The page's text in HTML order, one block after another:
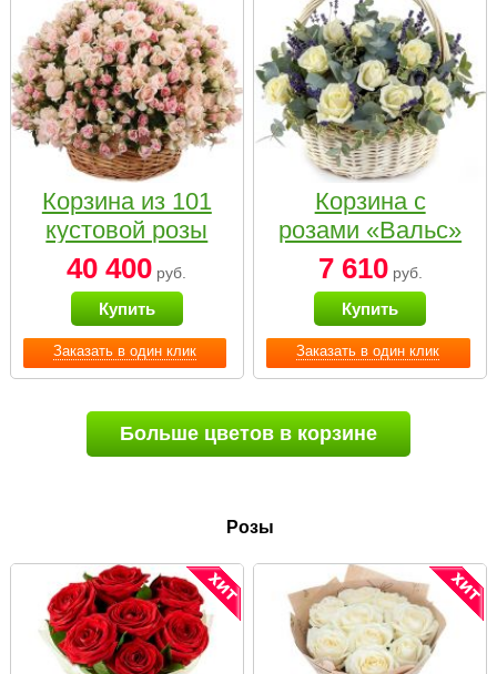
Заказать в один клик
Корзина из 101
кустовой розы
нежных тонов
40 400 руб.
Купить
Заказать в один клик
Корзина с
розами «Вальс»
7 610руб.
Купить
Больше цветов в корзине
Розы